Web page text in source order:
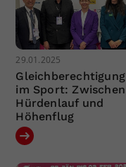
29.01.2025
Gleichberechtigung
im Sport: Zwischen
Hürdenlauf und
Höhenflug